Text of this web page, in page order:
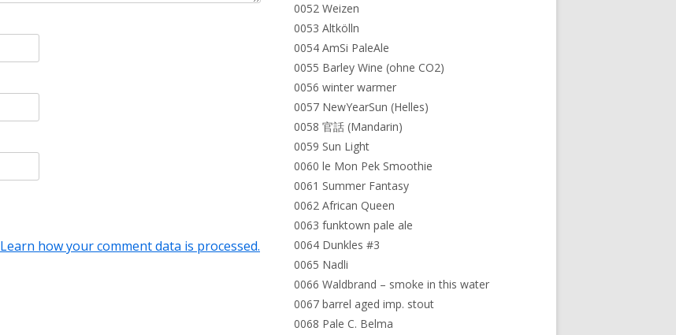
Learn how your comment data is processed.
0052 Weizen
0053 Altkölln
0054 AmSi PaleAle
0055 Barley Wine (ohne CO2)
0056 winter warmer
0057 NewYearSun (Helles)
0058 官話 (Mandarin)
0059 Sun Light
0060 le Mon Pek Smoothie
0061 Summer Fantasy
0062 African Queen
0063 funktown pale ale
0064 Dunkles #3
0065 Nadli
0066 Waldbrand – smoke in this water
0067 barrel aged imp. stout
0068 Pale C. Belma